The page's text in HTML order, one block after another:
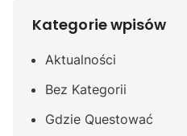
Kategorie wpisów
Aktualności
Bez Kategorii
Gdzie Questować